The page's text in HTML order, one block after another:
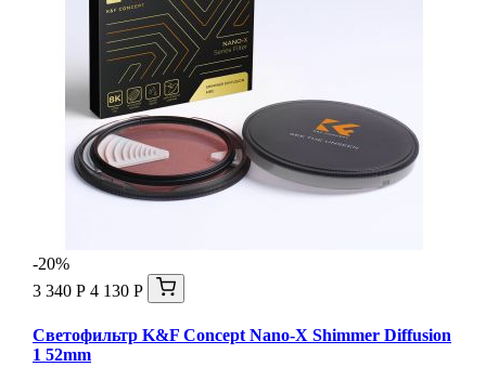
-20%
3 340 Р 4 130 Р
Светофильтр K&F Concept Nano-X Shimmer Diffusion
1 52mm